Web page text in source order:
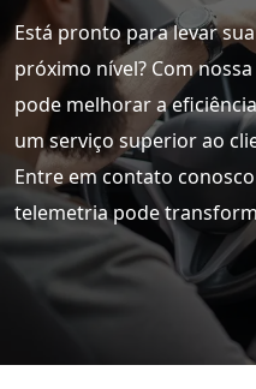
Está pronto para levar
próximo nível? Com
pode melhorar a
um serviço superior ao
Entre em contato
telemetria pode